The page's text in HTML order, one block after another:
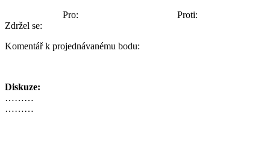
Pro: Proti:
Zdržel se:
Komentář k projednávanému bodu:
Diskuze:
………
………